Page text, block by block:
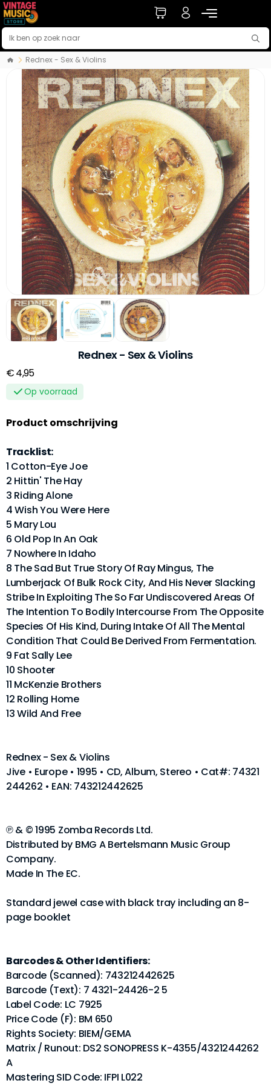
Rednex - Sex & Violins
Rednex - Sex & Violins
€ 4,95
Op voorraad
Product omschrijving
Tracklist:
1 Cotton-Eye Joe
2 Hittin' The Hay
3 Riding Alone
4 Wish You Were Here
5 Mary Lou
6 Old Pop In An Oak
7 Nowhere In Idaho
8 The Sad But True Story Of Ray Mingus, The
Lumberjack Of Bulk Rock City, And His Never Slacking
Stribe In Exploiting The So Far Undiscovered Areas Of
The Intention To Bodily Intercourse From The Opposite
Species Of His Kind, During Intake Of All The Mental
Condition That Could Be Derived From Fermentation.
9 Fat Sally Lee
10 Shooter
11 McKenzie Brothers
12 Rolling Home
13 Wild And Free
Rednex - Sex & Violins
Jive • Europe • 1995 • CD, Album, Stereo • Cat#: 74321
244262 • EAN: 743212442625
℗ & © 1995 Zomba Records Ltd.
Distributed by BMG A Bertelsmann Music Group
Company.
Made In The EC.
Standard jewel case with black tray including an 8-
page booklet
Barcodes & Other Identifiers:
Barcode (Scanned): 743212442625
Barcode (Text): 7 4321-24426-2 5
Label Code: LC 7925
Price Code (F): BM 650
Rights Society: BIEM/GEMA
Matrix / Runout: DS2 SONOPRESS K-4355/4321244262
A
Mastering SID Code: IFPI L022